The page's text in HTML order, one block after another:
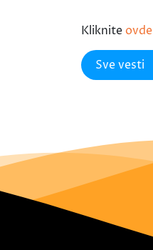
Kliknite ovde
Sve vesti